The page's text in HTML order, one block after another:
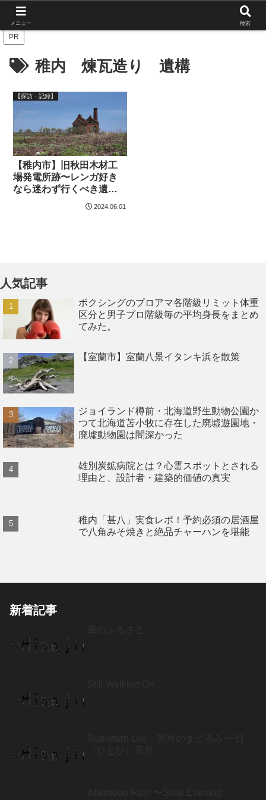
PR
稚内 煉瓦造り 遺構
【探訪・記録】
【稚内市】旧秋田木材工
場発電所跡〜レンガ好き
なら迷わず行くべき遺
2024.06.01
人気記事
ボクシングのプロアマ各階級リミット体重
区分と男子プロ階級毎の平均身長をまとめ
てみた。
【室蘭市】室蘭八景イタンキ浜を散策
ジョイランド樽前・北海道野生動物公園か
つて北海道苫小牧に存在した廃墟遊園地・
廃墟動物園は闇深かった
雄別炭鉱病院とは？心霊スポットとされる
理由と、設計者・建築的価値の真実
稚内「甚八」実食レポ！予約必須の居酒屋
で八角みそ焼きと絶品チャーハンを堪能
新着記事
メニュー 検索